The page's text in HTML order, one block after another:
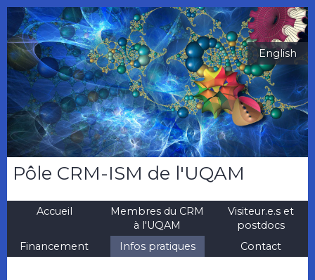
Pôle CRM-ISM de l'UQAM
English
Accueil
Membres du CRM
à l'UQAM
Visiteur.e.s et
postdocs
Financement
Infos pratiques Contact